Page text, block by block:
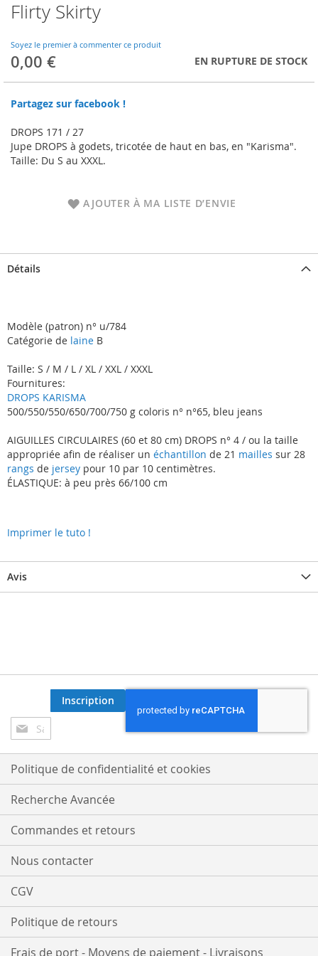
Flirty Skirty
Soyez le premier à commenter ce produit
0,00 € EN RUPTURE DE STOCK
Partagez sur facebook !
DROPS 171 / 27
Jupe DROPS à godets, tricotée de haut en bas, en "Karisma".
Taille: Du S au XXXL.
AJOUTER À MA LISTE D’ENVIE
Skip
to
beginning
of
the
gallery
Détails
Modèle (patron) n° u/784
Catégorie de laine B
Taille: S / M / L / XL / XXL / XXXL
Fournitures:
DROPS KARISMA
500/550/550/650/700/750 g coloris n° n°65, bleu jeans
AIGUILLES CIRCULAIRES (60 et 80 cm) DROPS n° 4 / ou la taille
appropriée afin de réaliser un échantillon de 21 mailles sur 28
rangs de jersey pour 10 par 10 centimètres.
ÉLASTIQUE: à peu près 66/100 cm
Imprimer le tuto !
Avis
Inscription
à
notre
lettre
d’information
:
Inscription
Politique de confidentialité et cookies
Recherche Avancée
Commandes et retours
Nous contacter
CGV
Politique de retours
Frais de port - Moyens de paiement - Livraisons